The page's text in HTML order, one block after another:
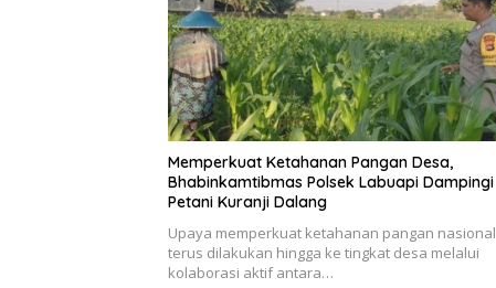
Memperkuat Ketahanan Pangan Desa,
Bhabinkamtibmas Polsek Labuapi Dampingi
Petani Kuranji Dalang
Upaya memperkuat ketahanan pangan nasional
terus dilakukan hingga ke tingkat desa melalui
kolaborasi aktif antara…